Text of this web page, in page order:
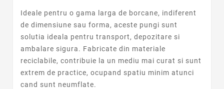
Ideale pentru o gama larga de borcane, indiferent
de dimensiune sau forma, aceste pungi sunt
solutia ideala pentru transport, depozitare si
ambalare sigura. Fabricate din materiale
reciclabile, contribuie la un mediu mai curat si sunt
extrem de practice, ocupand spatiu minim atunci
cand sunt neumflate.